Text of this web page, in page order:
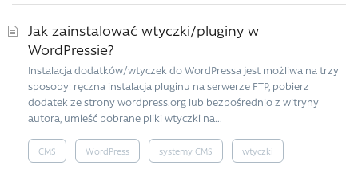
Jak zainstalować wtyczki/pluginy w
WordPressie?
Instalacja dodatków/wtyczek do WordPressa jest możliwa na trzy
sposoby: ręczna instalacja pluginu na serwerze FTP, pobierz
dodatek ze strony wordpress.org lub bezpośrednio z witryny
autora, umieść pobrane pliki wtyczki na...
CMS WordPress systemy CMS wtyczki